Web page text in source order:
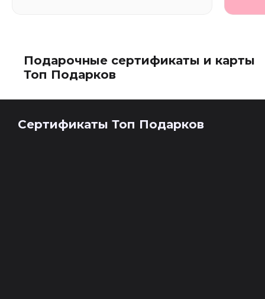
Подарочные сертификаты и карты
Топ Подарков
Сертификаты Топ Подарков